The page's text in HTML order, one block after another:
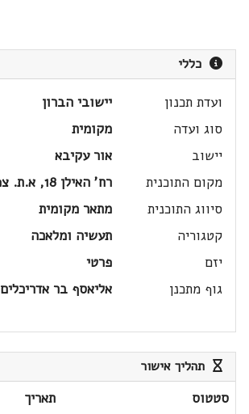
כללי
ועדת תכנון
יישובי הברון
סוג ועדה
מקומית
יישוב
אור עקיבא
מקום התוכנית
רח' האילן 18, א.ת. צפוני
סיווג התוכנית
מתאר מקומית
קטגוריה
תעשיה ומלאכה
יזם
פרטי
גוף מתכנן
אליאסף בר אדריכלים
תהליך אישור
סטטוס תאריך